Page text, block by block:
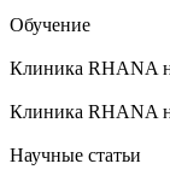
Обучение
Клиника RHANA
Клиника RHANA
Научные статьи